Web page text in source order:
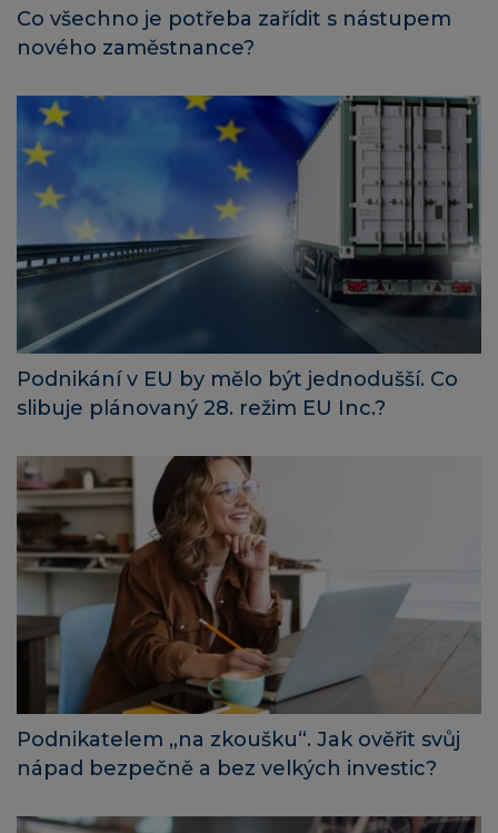
Co všechno je potřeba zařídit s nástupem
nového zaměstnance?
Podnikání v EU by mělo být jednodušší. Co
slibuje plánovaný 28. režim EU Inc.?
Podnikatelem „na zkoušku“. Jak ověřit svůj
nápad bezpečně a bez velkých investic?